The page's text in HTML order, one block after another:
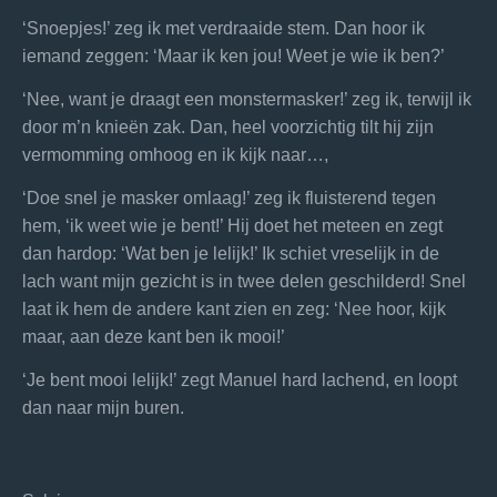
‘Snoepjes!’ zeg ik met verdraaide stem. Dan hoor ik
iemand zeggen: ‘Maar ik ken jou! Weet je wie ik ben?’
‘Nee, want je draagt een monstermasker!’ zeg ik, terwijl ik
door m’n knieën zak. Dan, heel voorzichtig tilt hij zijn
vermomming omhoog en ik kijk naar…,
‘Doe snel je masker omlaag!’ zeg ik fluisterend tegen
hem, ‘ik weet wie je bent!’ Hij doet het meteen en zegt
dan hardop: ‘Wat ben je lelijk!’ Ik schiet vreselijk in de
lach want mijn gezicht is in twee delen geschilderd! Snel
laat ik hem de andere kant zien en zeg: ‘Nee hoor, kijk
maar, aan deze kant ben ik mooi!’
‘Je bent mooi lelijk!’ zegt Manuel hard lachend, en loopt
dan naar mijn buren.